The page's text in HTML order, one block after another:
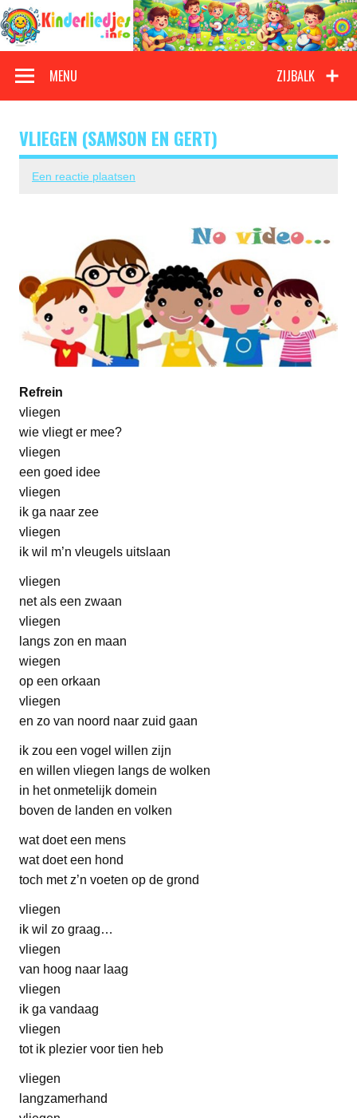
Doorgaan
naar
inhoud
Kinderliedjes
ZIJBALK
MENU
VLIEGEN (SAMSON EN GERT)
Een reactie plaatsen
Refrein
vliegen
wie vliegt er mee?
vliegen
een goed idee
vliegen
ik ga naar zee
vliegen
ik wil m’n vleugels uitslaan
vliegen
net als een zwaan
vliegen
langs zon en maan
wiegen
op een orkaan
vliegen
en zo van noord naar zuid gaan
ik zou een vogel willen zijn
en willen vliegen langs de wolken
in het onmetelijk domein
boven de landen en volken
wat doet een mens
wat doet een hond
toch met z’n voeten op de grond
vliegen
ik wil zo graag…
vliegen
van hoog naar laag
vliegen
ik ga vandaag
vliegen
tot ik plezier voor tien heb
vliegen
langzamerhand